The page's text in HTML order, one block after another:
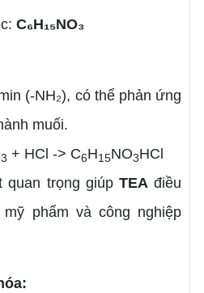
C₆H₁₅NO₃
(-NH₂), có thể phản ứng
muối.
3 + HCl -> C6H15NO3HCl
quan trọng giúpTEA điều
phẩm và công nghiệp